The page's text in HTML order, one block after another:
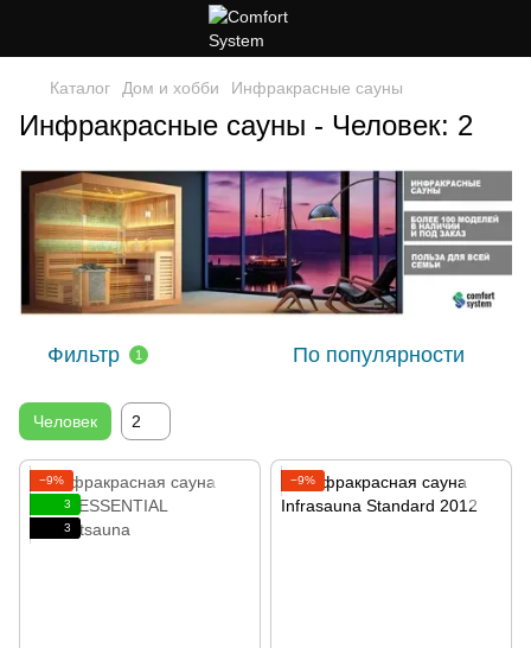
Каталог Дом и хобби Инфракрасные сауны
Инфракрасные сауны - Человек: 2
Фильтр 1 По популярности
Человек 2
−9%
3
3
−9%